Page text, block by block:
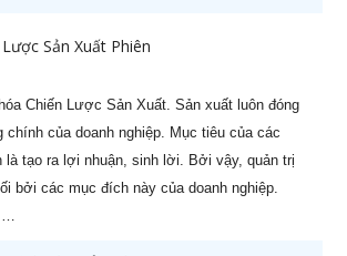
Sản Xuất Phiên
Chiến Lược Sản Xuất. Sản xuất luôn đóng
chính của doanh nghiệp. Mục tiêu của các
là tạo ra lợi nhuận, sinh lời. Bởi vậy, quản trị
bởi các mục đích này của doanh nghiệp.
…